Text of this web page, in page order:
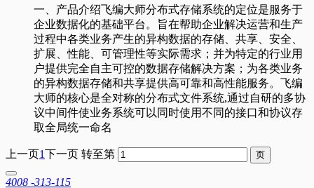
一、产品介绍飞编大师分布式存储系统的定位是服务于
企业数据化的基础平台。旨在帮助企业解决运营和生产
过程中各类业务产生的异构数据的存储、共享、安全、
扩展、性能、可管理性等实际需求；并为特定的行业用
户提供完全自主可控的数据存储解决方案；为各类业务
的异构数据存储和共享提供高可靠和高性能服务。飞编
大师的核心是全对称的分布式文件系统,通过自研的多协
议中间件使业务系统可以同时使用不同的接口和协议存
取全局统一命名
上一页1下一页 转至第
4008 -313-115